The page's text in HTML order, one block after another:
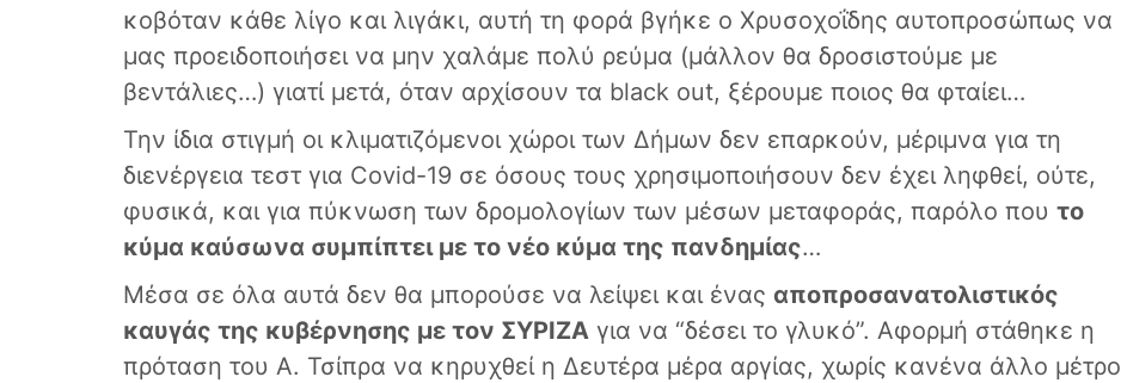
κοβόταν κάθε λίγο και λιγάκι, αυτή τη φορά βγήκε ο Χρυσοχοΐδης αυτοπροσώπως να
μας προειδοποιήσει να μην χαλάμε πολύ ρεύμα (μάλλον θα δροσιστούμε με
βεντάλιες…) γιατί μετά, όταν αρχίσουν τα black out, ξέρουμε ποιος θα φταίει…
Την ίδια στιγμή οι κλιματιζόμενοι χώροι των Δήμων δεν επαρκούν, μέριμνα για τη
διενέργεια τεστ για Covid-19 σε όσους τους χρησιμοποιήσουν δεν έχει ληφθεί, ούτε,
φυσικά, και για πύκνωση των δρομολογίων των μέσων μεταφοράς, παρόλο που το
κύμα καύσωνα συμπίπτει με το νέο κύμα της πανδημίας…
Μέσα σε όλα αυτά δεν θα μπορούσε να λείψει και ένας αποπροσανατολιστικός
καυγάς της κυβέρνησης με τον ΣΥΡΙΖΑ για να “δέσει το γλυκό”. Αφορμή στάθηκε η
πρόταση του Α. Τσίπρα να κηρυχθεί η Δευτέρα μέρα αργίας, χωρίς κανένα άλλο μέτρο